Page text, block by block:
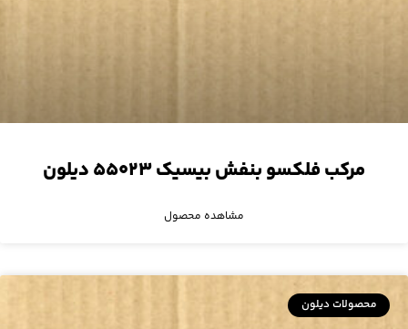
مرکب فلکسو بنفش بیسیک ۵۵۰۲۳ دیلون
مشاهده محصول
محصولات دیلون